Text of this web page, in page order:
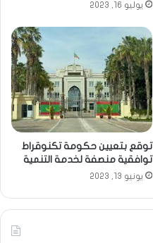
يوليو 16, 2023
توقع بتعيين حكومة تكنوقراط
توافقية منصفة لخدمة التنمية
يونيو 13, 2023